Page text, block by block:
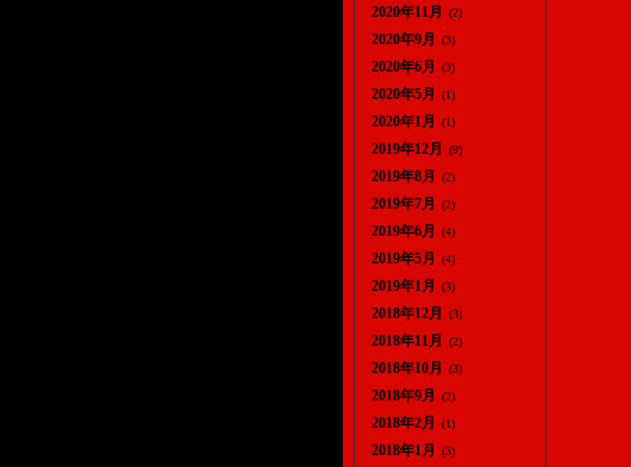
2020年11月 (2)
2020年9月 (3)
2020年6月 (3)
2020年5月 (1)
2020年1月 (1)
2019年12月 (9)
2019年8月 (2)
2019年7月 (2)
2019年6月 (4)
2019年5月 (4)
2019年1月 (3)
2018年12月 (3)
2018年11月 (2)
2018年10月 (3)
2018年9月 (2)
2018年2月 (1)
2018年1月 (3)